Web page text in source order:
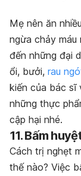
Mẹ nên ăn nhiều
ngừa chảy
đến những đại
ổi, bưởi, rau
kiến của bác sĩ
những thực
cập hại nhé.
11. Bấm
Cách trị nghẹt
thế nào? Việc